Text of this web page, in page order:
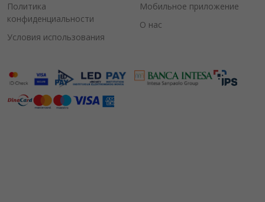
Политика
конфиденциальности
Условия использования
Мобильное приложение
О нас